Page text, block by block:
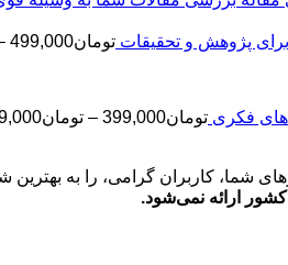
تومان499,000
تومان399,000
– تومان
شما، کاربران گرامی، را به
ارائه نمی‌شود.